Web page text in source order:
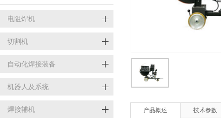
电阻焊机
切割机
自动化焊接装备
机器人及系统
焊接辅机 产品概述 技术参数